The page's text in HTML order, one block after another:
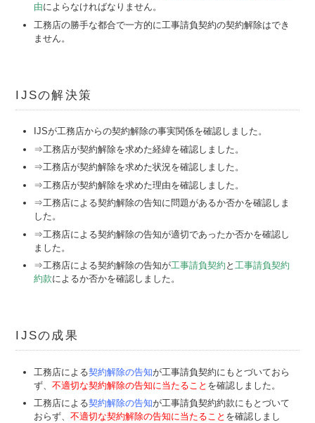
由によらなければなりません。
工務店の勝手な都合で一方的に工事請負契約の契約解除はでき
ません。
IJSの解決策
IJSが工務店からの契約解除の事実関係を確認しました。
⇒工務店が契約解除を求めた経緯を確認しました。
⇒工務店が契約解除を求めた状況を確認しました。
⇒工務店が契約解除を求めた理由を確認しました。
⇒工務店による契約解除の告知に問題があるか否かを確認しま
した。
⇒工務店による契約解除の告知が適切であったか否かを確認し
ました。
⇒工務店による契約解除の告知が工事請負契約 と工事請負契約
約款によるか否かを確認しました。
IJSの成果
工務店による契約解除の告知が工事請負契約にもとづいておら
ず、不適切な契約解除の告知に当たること を確認しました。
工務店による契約解除の告知が工事請負契約約款にもとづいて
おらず、不適切な契約解除の告知に当たること を確認しまし